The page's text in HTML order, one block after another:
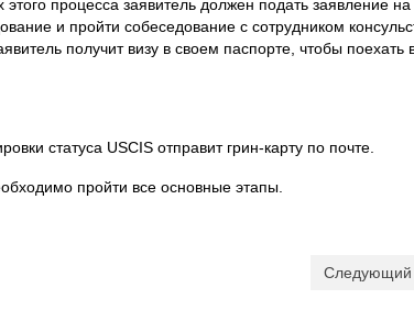
процесса заявитель должен подать заявление на
и пройти собеседование с сотрудником
получит визу в своем паспорте, чтобы
статуса USCIS отправит грин-карту по почте.
пройти все основные этапы.
Следующий